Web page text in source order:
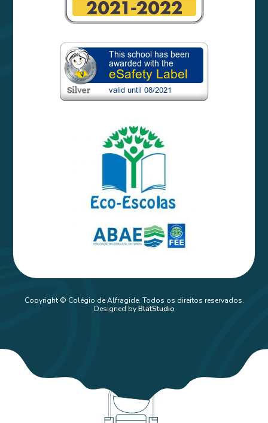
Copyright © Colégio de Alfragide. Todos os direitos reservados.
Designed byBlatStudio